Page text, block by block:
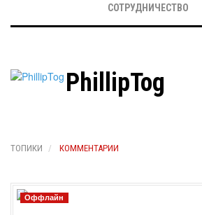
СОТРУДНИЧЕСТВО
PhillipTog
ТОПИКИ КОММЕНТАРИИ
Оффлайн